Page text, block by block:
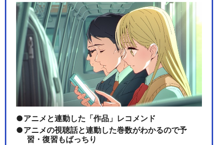
アニメと連動した「作品」レコメンド
アニメの視聴話と連動した巻数がわかるので予
習・復習もばっちり